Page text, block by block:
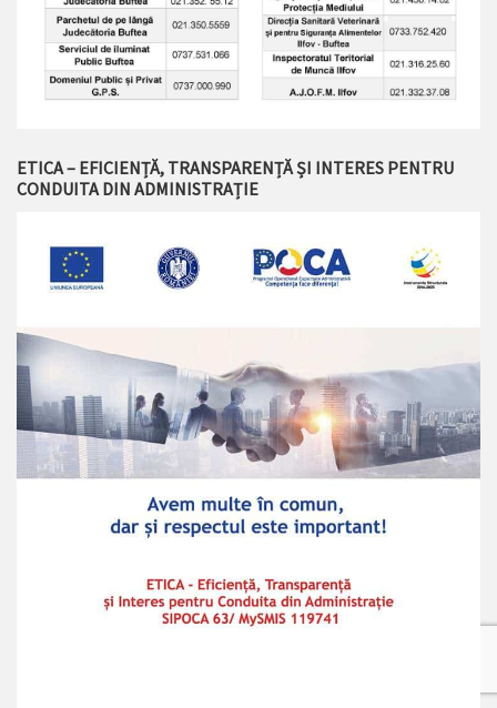
ETICA – EFICIENȚĂ, TRANSPARENȚĂ ȘI INTERES PENTRU
CONDUITA DIN ADMINISTRAȚIE